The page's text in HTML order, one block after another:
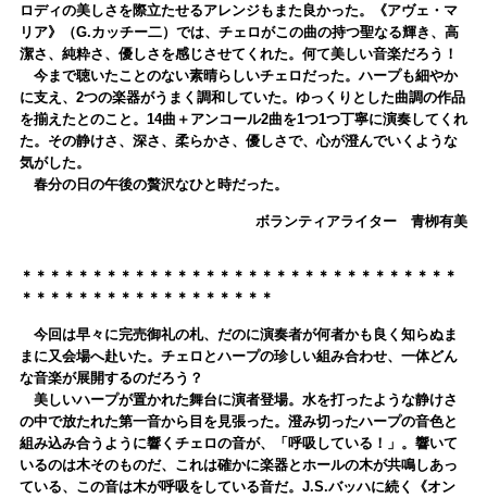
ロディの美しさを際立たせるアレンジもまた良かった。《アヴェ・マ
リア》（G.カッチー二）では、チェロがこの曲の持つ聖なる輝き、高
潔さ、純粋さ、優しさを感じさせてくれた。何て美しい音楽だろう！
今まで聴いたことのない素晴らしいチェロだった。ハープも細やか
に支え、2つの楽器がうまく調和していた。ゆっくりとした曲調の作品
を揃えたとのこと。14曲＋アンコール2曲を1つ1つ丁寧に演奏してくれ
た。その静けさ、深さ、柔らかさ、優しさで、心が澄んでいくような
気がした。
春分の日の午後の贅沢なひと時だった。
ボランティアライター 青栁有美
＊＊＊＊＊＊＊＊＊＊＊＊＊＊＊＊＊＊＊＊＊＊＊＊＊＊＊＊＊＊＊
＊＊＊＊＊＊＊＊＊＊＊＊＊＊＊＊＊＊
今回は早々に完売御礼の札、だのに演奏者が何者かも良く知らぬま
まに又会場へ赴いた。チェロとハープの珍しい組み合わせ、一体どん
な音楽が展開するのだろう？
美しいハープが置かれた舞台に演者登場。水を打ったような静けさ
の中で放たれた第一音から目を見張った。澄み切ったハープの音色と
組み込み合うように響くチェロの音が、「呼吸している！」。響いて
いるのは木そのものだ、これは確かに楽器とホールの木が共鳴しあっ
ている、この音は木が呼吸をしている音だ。J.S.バッハに続く《オン